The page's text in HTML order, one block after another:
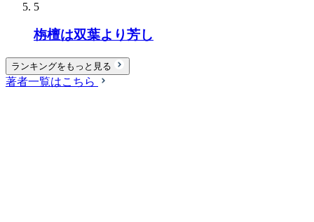
5
栴檀は双葉より芳し
ランキングをもっと見る
著者一覧はこちら